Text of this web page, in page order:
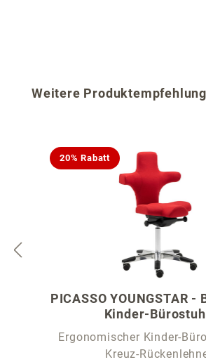
Produktgalerie überspringen
Weitere
20% Rabatt
PICASSO YOUNGSTAR -
Kinder-Bürostuhl
Ergonomischer Kinder-
Kreuz-